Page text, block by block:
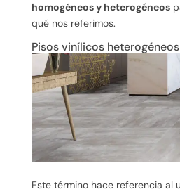
homogéneos y heterogéneos
qué nos referimos.
Pisos vinílicos heterogéneos
Este término hace referencia al